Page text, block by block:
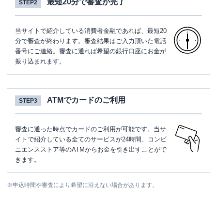
STEP2 最短20分で審査が完了
当サイトで紹介している消費者金融であれば、最短20
分で審査が終わります。審査結果はご入力頂いた電話
番号にご連絡。審査に通れば希望の銀行口座にお金が
振り込まれます。
STEP3 ATMでカードのご利用
審査に通った時点でカードのご利用が可能です。当サ
イトで紹介している全てのサービスが24時間、コンビ
ニエンスストア等のATMからお金を引き出すことがで
きます。
※申込時間や審査により希望に沿えない場合があります。